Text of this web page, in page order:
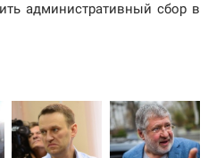
административный сбор в